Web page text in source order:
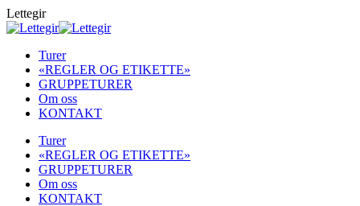
Skip
to
Lettegir
Turer
«REGLER OG ETIKETTE»
GRUPPETURER
Om oss
KONTAKT
Turer
«REGLER OG ETIKETTE»
GRUPPETURER
Om oss
KONTAKT